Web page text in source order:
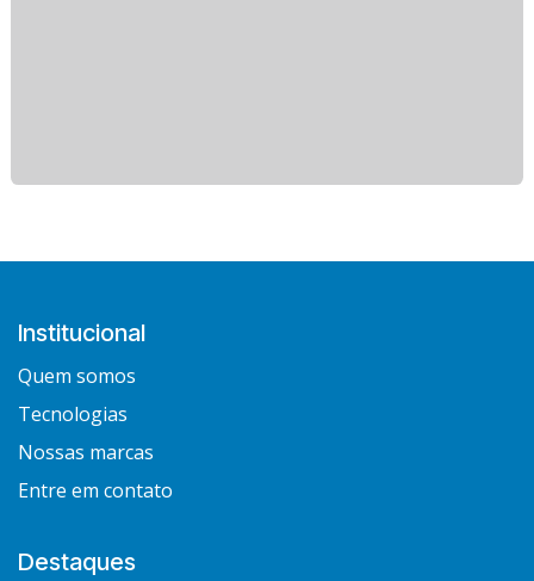
Institucional
Quem somos
Tecnologias
Nossas marcas
Entre em contato
Destaques